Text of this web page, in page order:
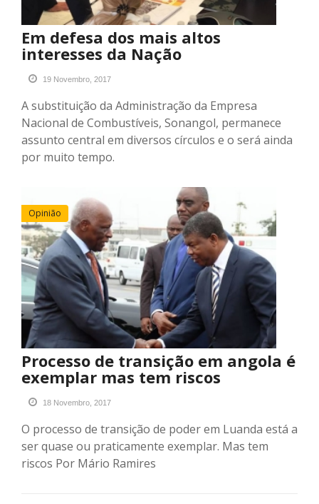
Em defesa dos mais altos
interesses da Nação
19 Novembro, 2017
A substituição da Administração da Empresa
Nacional de Combustíveis, Sonangol, permanece
assunto central em diversos círculos e o será ainda
por muito tempo.
Opinião
Processo de transição em angola é
exemplar mas tem riscos
18 Novembro, 2017
O processo de transição de poder em Luanda está a
ser quase ou praticamente exemplar. Mas tem
riscos Por Mário Ramires